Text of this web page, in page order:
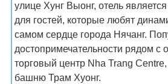
улице Хунг Выонг, отель
для гостей, которые любят
самом сердце города Нячанг.
достопримечательности рядом с
торговый центр Nha Trang
башню Трам Хуонг.